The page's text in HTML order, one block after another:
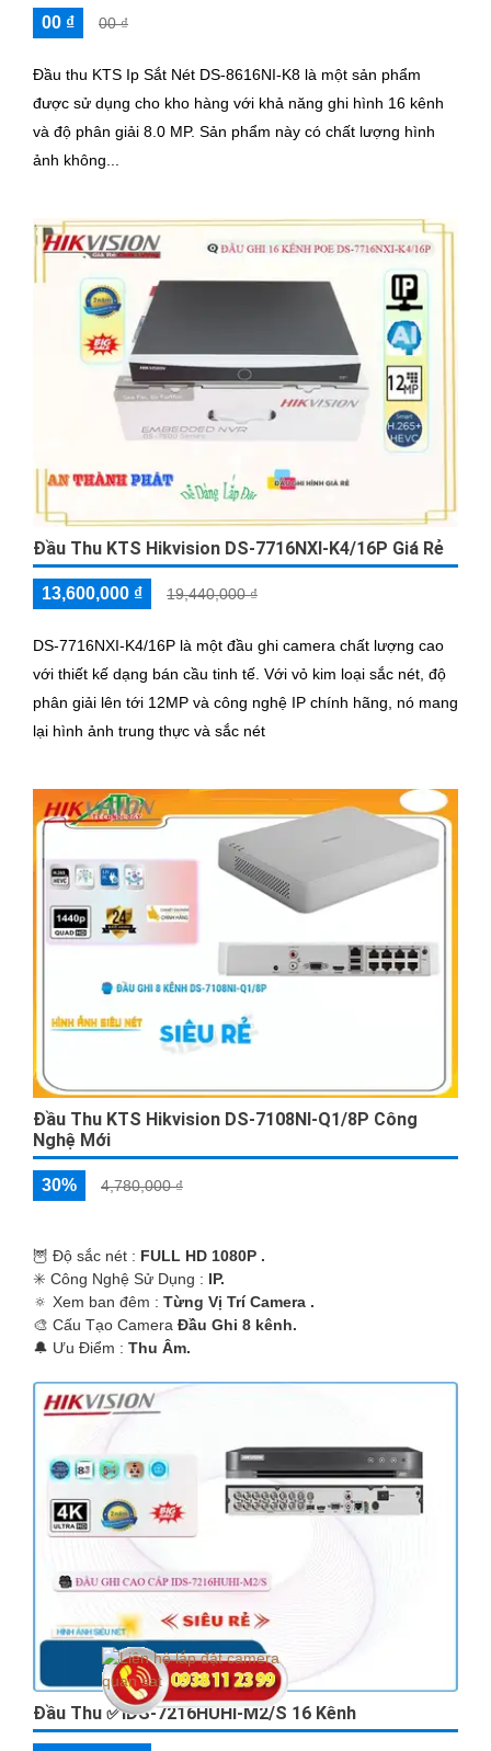
00 ₫ 00 ₫
Đầu thu KTS Ip Sắt Nét DS-8616NI-K8 là một sản phẩm
được sử dụng cho kho hàng với khả năng ghi hình 16 kênh
và độ phân giải 8.0 MP. Sản phẩm này có chất lượng hình
ảnh không...
Đầu Thu KTS Hikvision DS-7716NXI-K4/16P Giá Rẻ
13,600,000 ₫ 19,440,000 ₫
DS-7716NXI-K4/16P là một đầu ghi camera chất lượng cao
với thiết kế dạng bán cầu tinh tế. Với vỏ kim loại sắc nét, độ
phân giải lên tới 12MP và công nghệ IP chính hãng, nó mang
lại hình ảnh trung thực và sắc nét
Đầu Thu KTS Hikvision DS-7108NI-Q1/8P Công
Nghệ Mới
30% 4,780,000 ₫
🦉 Độ sắc nét : FULL HD 1080P .
✳️ Công Nghệ Sử Dụng : IP.
🔅 Xem ban đêm : Từng Vị Trí Camera .
🎨 Cấu Tạo Camera Đầu Ghi 8 kênh.
️🔔 Ưu Điểm : Thu Âm.
Đầu Thu ✅IDS-7216HUHI-M2/S 16 Kênh